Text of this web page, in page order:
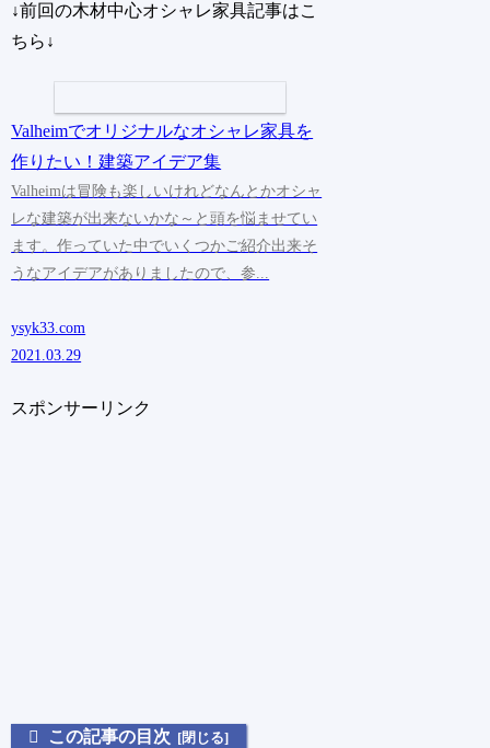
↓前回の木材中心オシャレ家具記事はこ
ちら↓
Valheimでオリジナルなオシャレ家具を
作りたい！建築アイデア集
Valheimは冒険も楽しいけれどなんとかオシャ
レな建築が出来ないかな～と頭を悩ませてい
ます。作っていた中でいくつかご紹介出来そ
うなアイデアがありましたので、参...
ysyk33.com
2021.03.29
スポンサーリンク
この記事の目次